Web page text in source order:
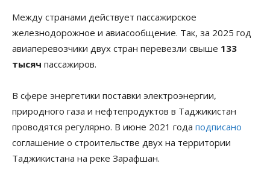
Между странами действует пассажирское
железнодорожное и авиасообщение. Так, за 2025 год
авиаперевозчики двух стран перевезли свыше 133
тысяч пассажиров.
В сфере энергетики поставки электроэнергии,
природного газа и нефтепродуктов в Таджикистан
проводятся регулярно. В июне 2021 года подписано
соглашение о строительстве двух на территории
Таджикистана на реке Зарафшан.